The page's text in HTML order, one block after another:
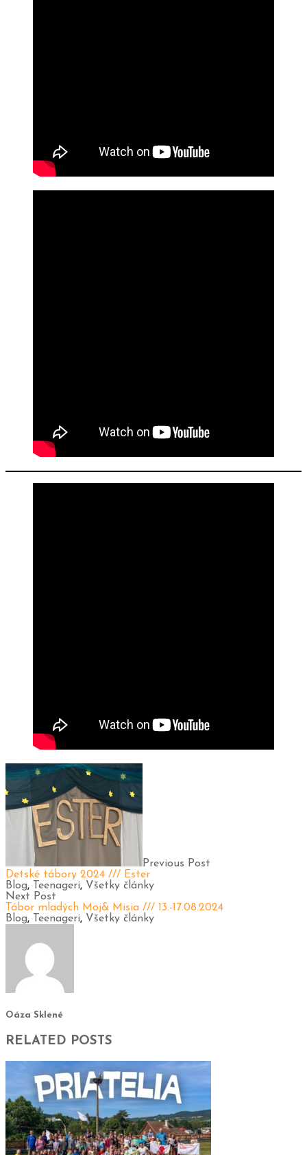
Previous Post
Detské tábory 2024 /// Ester
Blog, Teenageri, Všetky články
Next Post
Tábor mladých Moj& Misia /// 13.-17.08.2024
Blog, Teenageri, Všetky články
Oáza Sklené
RELATED POSTS